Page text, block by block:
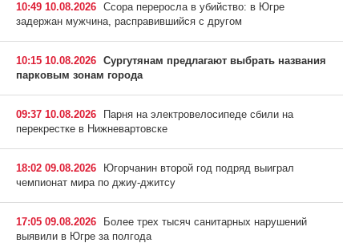
10:49 10.08.2026 Ссора переросла в убийство: в Югре
задержан мужчина, расправившийся с другом
10:15 10.08.2026 Сургутянам предлагают выбрать названия
парковым зонам города
09:37 10.08.2026
Парня на электровелосипеде сбили на
перекрестке в Нижневартовске
18:02 09.08.2026
Югорчанин второй год подряд выиграл
чемпионат мира по джиу-джитсу
17:05 09.08.2026
Более трех тысяч санитарных нарушений
выявили в Югре за полгода